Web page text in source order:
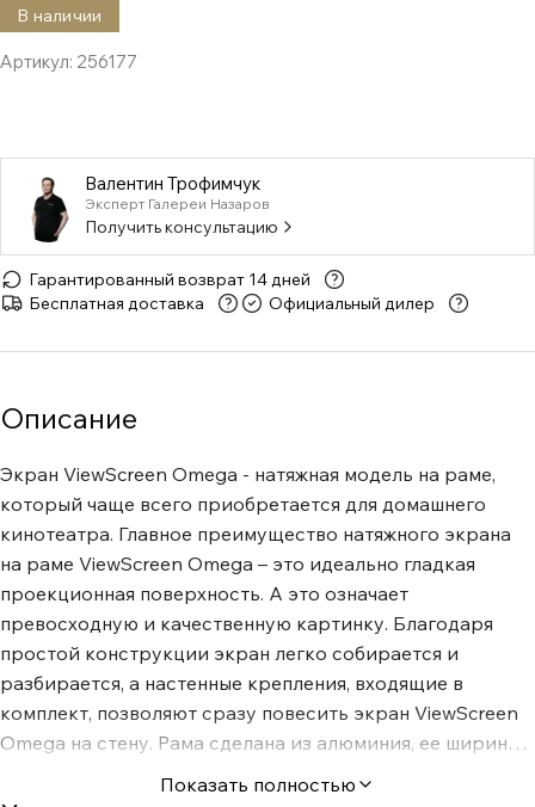
В наличии
Артикул: 256177
Валентин Трофимчук
Эксперт Галереи Назаров
Получить консультацию
Гарантированный возврат 14 дней
Бесплатная доставка
Официальный дилер
Описание
Экран ViewScreen Omega - натяжная модель на раме,
который чаще всего приобретается для домашнего
кинотеатра. Главное преимущество натяжного экрана
на раме ViewScreen Omega – это идеально гладкая
проекционная поверхность. А это означает
превосходную и качественную картинку. Благодаря
простой конструкции экран легко собирается и
разбирается, а настенные крепления, входящие в
комплект, позволяют сразу повесить экран ViewScreen
Omega на стену. Рама сделана из алюминия, ее ширина
80 мм. По внутреннему периметру рамы есть
специальные скосы, которые позволяют избежать
Показать полностью